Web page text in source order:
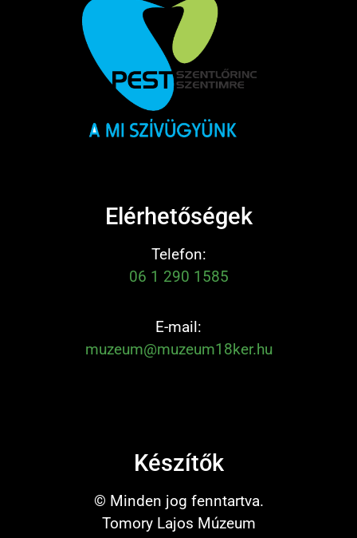
Elérhetőségek
Telefon:
06 1 290 1585
E-mail:
muzeum@muzeum18ker.hu
Készítők
© Minden jog fenntartva.
Tomory Lajos Múzeum